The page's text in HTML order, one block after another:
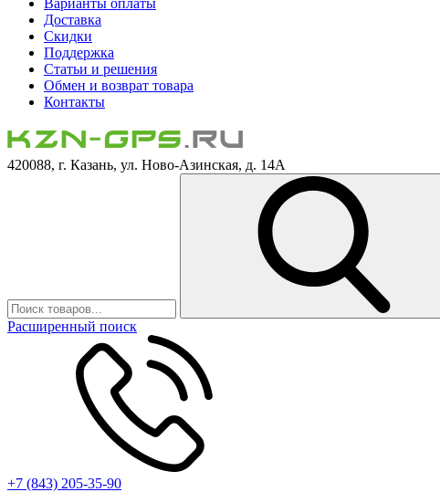
Варианты оплаты
Доставка
Скидки
Поддержка
Статьи и решения
Обмен и возврат товара
Контакты
420088, г. Казань, ул. Ново-Азинская, д. 14А
Расширенный поиск
+7 (843) 205-35-90